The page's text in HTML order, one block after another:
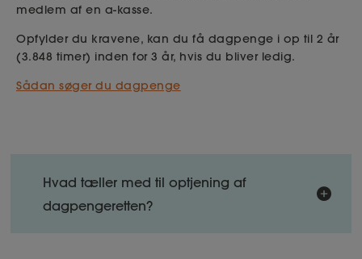
medlem af en a-kasse.
Opfylder du kravene, kan du få dagpenge i op til 2 år
(3.848 timer) inden for 3 år, hvis du bliver ledig.
Sådan søger du dagpenge
Hvad tæller med til optjening af
dagpengeretten?